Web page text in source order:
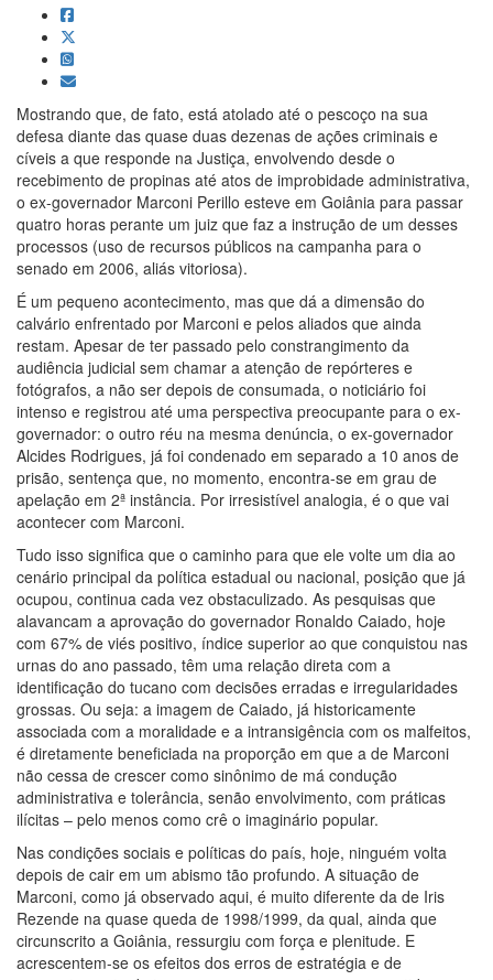
Mostrando que, de fato, está atolado até o pescoço na sua
defesa diante das quase duas dezenas de ações criminais e
cíveis a que responde na Justiça, envolvendo desde o
recebimento de propinas até atos de improbidade administrativa,
o ex-governador Marconi Perillo esteve em Goiânia para passar
quatro horas perante um juiz que faz a instrução de um desses
processos (uso de recursos públicos na campanha para o
senado em 2006, aliás vitoriosa).
É um pequeno acontecimento, mas que dá a dimensão do
calvário enfrentado por Marconi e pelos aliados que ainda
restam. Apesar de ter passado pelo constrangimento da
audiência judicial sem chamar a atenção de repórteres e
fotógrafos, a não ser depois de consumada, o noticiário foi
intenso e registrou até uma perspectiva preocupante para o ex-
governador: o outro réu na mesma denúncia, o ex-governador
Alcides Rodrigues, já foi condenado em separado a 10 anos de
prisão, sentença que, no momento, encontra-se em grau de
apelação em 2ª instância. Por irresistível analogia, é o que vai
acontecer com Marconi.
Tudo isso significa que o caminho para que ele volte um dia ao
cenário principal da política estadual ou nacional, posição que já
ocupou, continua cada vez obstaculizado. As pesquisas que
alavancam a aprovação do governador Ronaldo Caiado, hoje
com 67% de viés positivo, índice superior ao que conquistou nas
urnas do ano passado, têm uma relação direta com a
identificação do tucano com decisões erradas e irregularidades
grossas. Ou seja: a imagem de Caiado, já historicamente
associada com a moralidade e a intransigência com os malfeitos,
é diretamente beneficiada na proporção em que a de Marconi
não cessa de crescer como sinônimo de má condução
administrativa e tolerância, senão envolvimento, com práticas
ilícitas – pelo menos como crê o imaginário popular.
Nas condições sociais e políticas do país, hoje, ninguém volta
depois de cair em um abismo tão profundo. A situação de
Marconi, como já observado aqui, é muito diferente da de Iris
Rezende na quase queda de 1998/1999, da qual, ainda que
circunscrito a Goiânia, ressurgiu com força e plenitude. E
acrescentem-se os efeitos dos erros de estratégia e de